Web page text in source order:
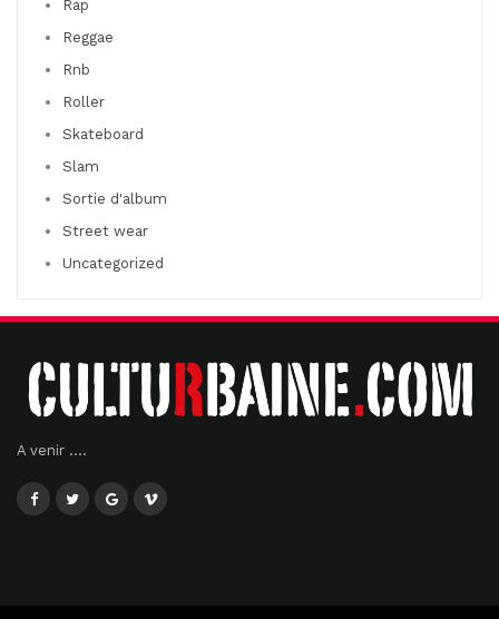
Rap
Reggae
Rnb
Roller
Skateboard
Slam
Sortie d'album
Street wear
Uncategorized
A venir ....